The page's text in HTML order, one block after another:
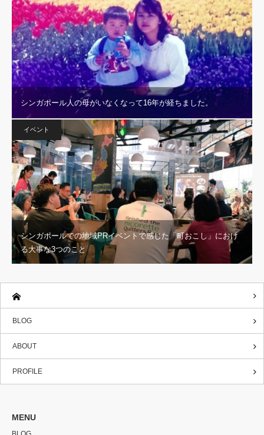
シンガポール人の母がいなくなって16年が経ちました。
イベント
シンガポールでの地域PRイベントで感じた「町おこし」におけ
る大事な3つのこと
BLOG
ABOUT
PROFILE
MENU